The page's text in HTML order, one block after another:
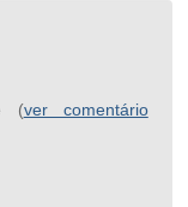
(ver comentário